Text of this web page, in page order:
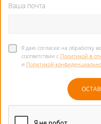
Ваша почта
Я даю согласие на обработку
соответствии с Политикой в
и Политикой